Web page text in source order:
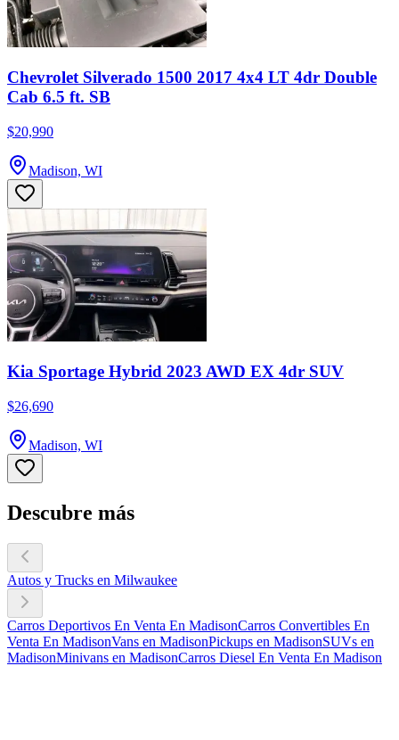
Chevrolet Silverado 1500 2017 4x4 LT 4dr Double
Cab 6.5 ft. SB
$20,990
Madison, WI
Kia Sportage Hybrid 2023 AWD EX 4dr SUV
$26,690
Madison, WI
Descubre más
Autos y Trucks en Milwaukee
Carros Deportivos En Venta En MadisonCarros Convertibles En
Venta En MadisonVans en MadisonPickups en MadisonSUVs en
MadisonMinivans en MadisonCarros Diesel En Venta En Madison